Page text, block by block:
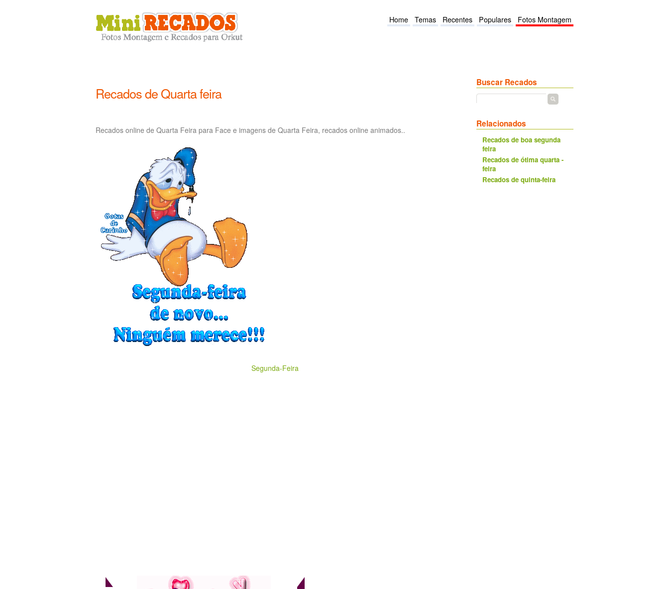
Home Temas Recentes Populares Fotos Montagem
Recados de Quarta feira
Recados online de Quarta Feira para Face e imagens de Quarta Feira, recados online animados..
Segunda-Feira
Buscar Recados
Relacionados
Recados de boa segunda
feira
Recados de ótima quarta -
feira
Recados de quinta-feira